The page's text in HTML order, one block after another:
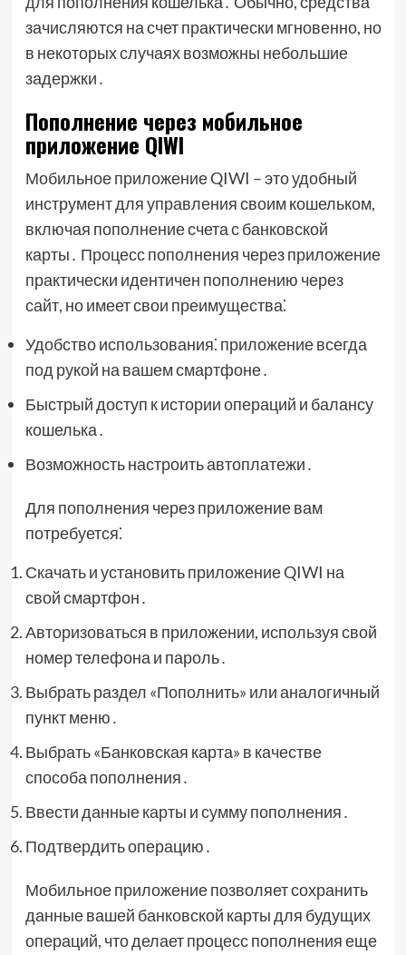
зачисляются на счет практически мгновенно, но
в некоторых случаях возможны небольшие
задержки․
Пополнение через мобильное
приложение QIWI
Мобильное приложение QIWI – это удобный
инструмент для управления своим кошельком,
включая пополнение счета с банковской
карты․ Процесс пополнения через приложение
практически идентичен пополнению через
сайт, но имеет свои преимущества⁚
Удобство использования⁚ приложение всегда
под рукой на вашем смартфоне․
Быстрый доступ к истории операций и балансу
кошелька․
Возможность настроить автоплатежи․
Для пополнения через приложение вам
потребуется⁚
Скачать и установить приложение QIWI на
свой смартфон․
Авторизоваться в приложении, используя свой
номер телефона и пароль․
Выбрать раздел «Пополнить» или аналогичный
пункт меню․
Выбрать «Банковская карта» в качестве
способа пополнения․
Ввести данные карты и сумму пополнения․
Подтвердить операцию․
Мобильное приложение позволяет сохранить
данные вашей банковской карты для будущих
операций, что делает процесс пополнения еще